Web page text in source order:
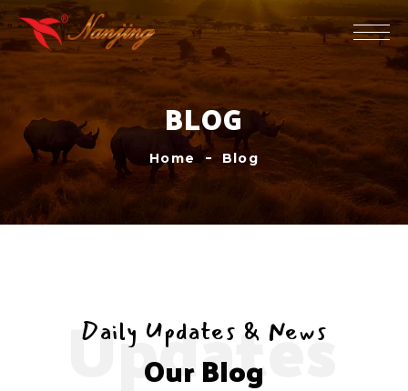
BLOG
Home Blog
Updates
Daily Updates & News
Our Blog